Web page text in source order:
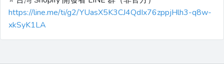
https://line.me/ti/g2/YUasX5K3CJ4QdIx76zppjHlh3-q8w-
xkSyK1LA